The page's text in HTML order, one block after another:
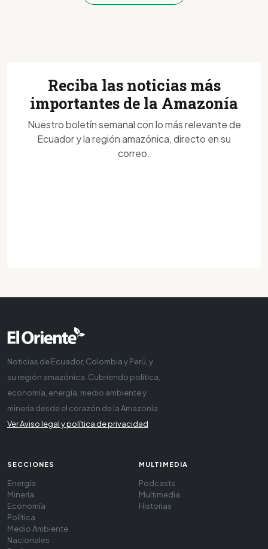
Reciba las noticias más
importantes de la Amazonía
Nuestro boletín semanal con lo más relevante de
Ecuador y la región amazónica, directo en su
correo.
Noticias de Ecuador, Colombia y Perú, y
su región amazónica. Cubriendo política,
economía, energía, medio ambiente y
minería desde el corazón de la Amazonía
Ver Aviso legal y política de privacidad
SECCIONES
Energía
Minería
Economía
Política
Medio Ambiente
Nacionales
MULTIMEDIA
Podcasts
Multimedia
Historias